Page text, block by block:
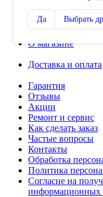
Да Выбрать
Избранное
О магазине
Доставка и оплата
Гарантия
Отзывы
Акции
Ремонт и сервис
Как сделать заказ
Частые вопросы
Контакты
Обработка
Политика
Согласие на
информационных